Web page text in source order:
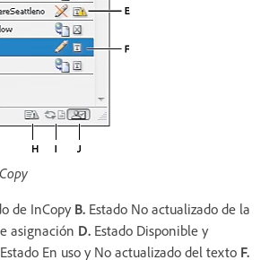
de InCopy B. Estado No actualizado de la
asignación D. Estado Disponible y
Estado En uso y No actualizado del texto F.